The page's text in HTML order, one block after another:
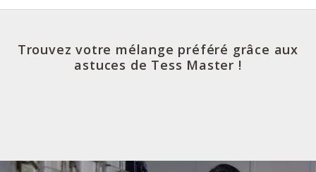
Trouvez votre mélange préféré grâce aux
astuces de Tess Master !